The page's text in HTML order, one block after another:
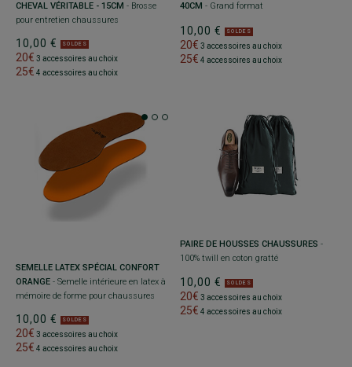
CHEVAL VÉRITABLE - 15CM - Brosse
pour entretien chaussures
10,00 € SOLDES
20€ 3 accessoires au choix
25€ 4 accessoires au choix
40CM - Grand format
10,00 € SOLDES
20€ 3 accessoires au choix
25€ 4 accessoires au choix
SEMELLE LATEX SPÉCIAL CONFORT
ORANGE - Semelle intérieure en latex à
mémoire de forme pour chaussures
10,00 € SOLDES
20€ 3 accessoires au choix
25€ 4 accessoires au choix
PAIRE DE HOUSSES CHAUSSURES -
100% twill en coton gratté
10,00 € SOLDES
20€ 3 accessoires au choix
25€ 4 accessoires au choix